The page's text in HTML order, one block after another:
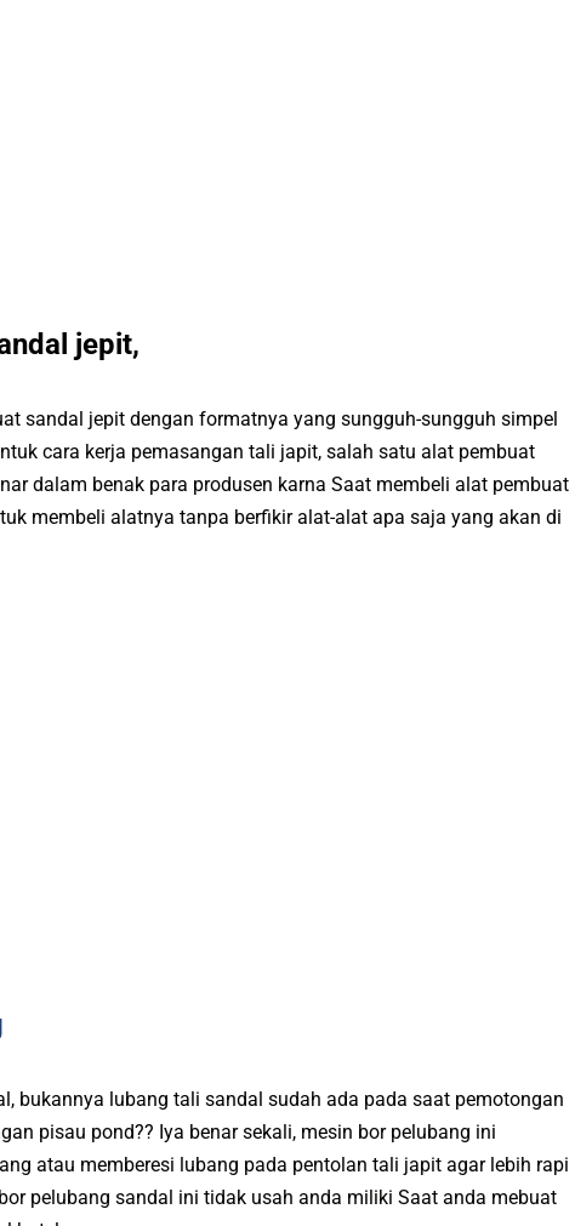
jepit,
sandal jepit dengan formatnya yang sungguh-sungguh simpel
cara kerja pemasangan tali japit, salah satu alat pembuat
dalam benak para produsen karna Saat membeli alat pembuat
membeli alatnya tanpa berfikir alat-alat apa saja yang akan di
bukannya lubang tali sandal sudah ada pada saat pemotongan
pisau pond?? Iya benar sekali, mesin bor pelubang ini
atau memberesi lubang pada pentolan tali japit agar lebih rapi
pelubang sandal ini tidak usah anda miliki Saat anda mebuat